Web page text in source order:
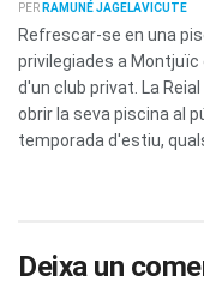
PER RAMUNÉ JAGELAVICUTE
Refrescar-se en una
privilegiades a
d'un club privat. La
obrir la seva piscina al
temporada d'estiu,
Deixa un